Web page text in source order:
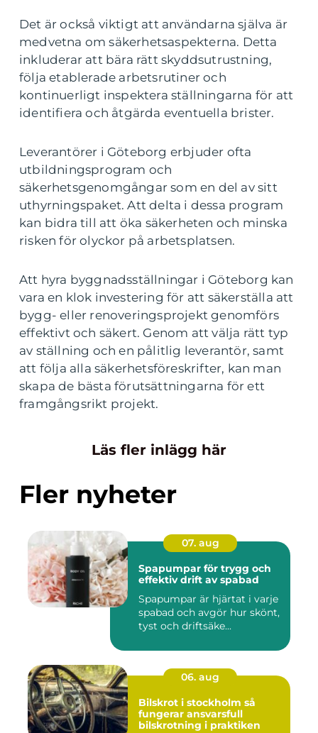
Det är också viktigt att användarna själva är
medvetna om säkerhetsaspekterna. Detta
inkluderar att bära rätt skyddsutrustning,
följa etablerade arbetsrutiner och
kontinuerligt inspektera ställningarna för att
identifiera och åtgärda eventuella brister.
Leverantörer i Göteborg erbjuder ofta
utbildningsprogram och
säkerhetsgenomgångar som en del av sitt
uthyrningspaket. Att delta i dessa program
kan bidra till att öka säkerheten och minska
risken för olyckor på arbetsplatsen.
Att hyra byggnadsställningar i Göteborg kan
vara en klok investering för att säkerställa att
bygg- eller renoveringsprojekt genomförs
effektivt och säkert. Genom att välja rätt typ
av ställning och en pålitlig leverantör, samt
att följa alla säkerhetsföreskrifter, kan man
skapa de bästa förutsättningarna för ett
framgångsrikt projekt.
Läs fler inlägg här
Fler nyheter
07. aug
Spapumpar för trygg och
effektiv drift av spabad
Spapumpar är hjärtat i varje
spabad och avgör hur skönt,
tyst och driftsäke...
06. aug
Bilskrot i stockholm så
fungerar ansvarsfull
bilskrotning i praktiken